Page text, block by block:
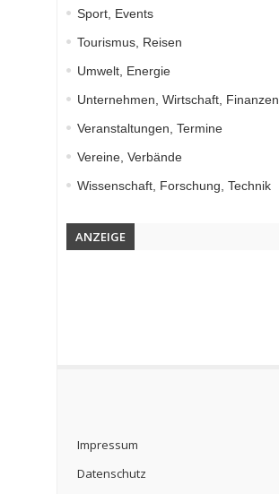
Sport, Events
Tourismus, Reisen
Umwelt, Energie
Unternehmen, Wirtschaft, Finanzen
Veranstaltungen, Termine
Vereine, Verbände
Wissenschaft, Forschung, Technik
ANZEIGE
Impressum
Datenschutz